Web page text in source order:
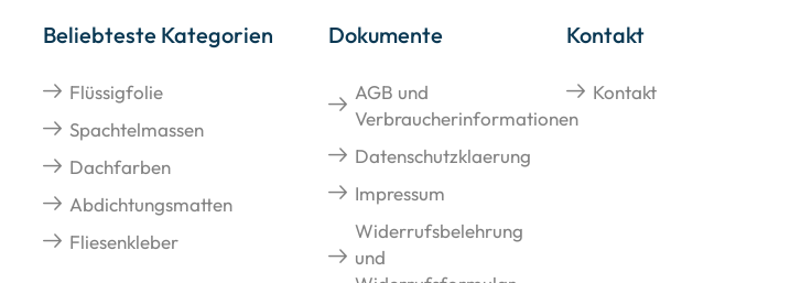
Beliebteste Kategorien
Flüssigfolie
Spachtelmassen
Dachfarben
Abdichtungsmatten
Fliesenkleber
Dokumente
AGB und
Verbraucherinformationen
Datenschutzklaerung
Impressum
Widerrufsbelehrung
und
Kontakt
Kontakt